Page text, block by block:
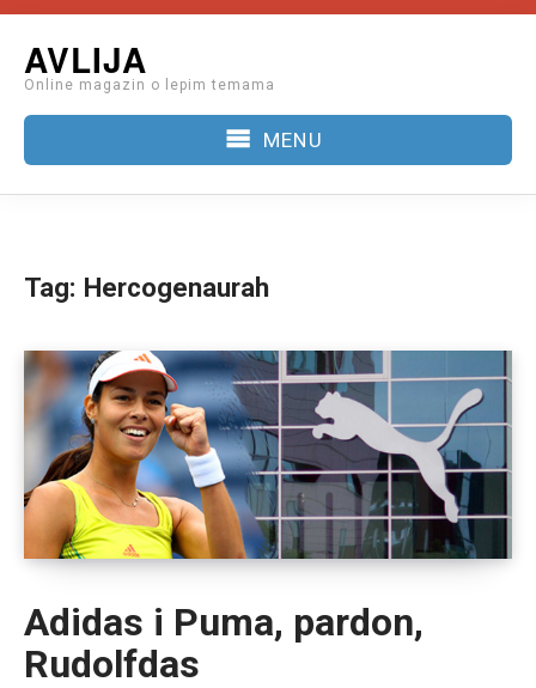
content
AVLIJA
Online magazin o lepim temama
MENU
Tag: Hercogenaurah
Adidas i Puma, pardon,
Rudolfdas